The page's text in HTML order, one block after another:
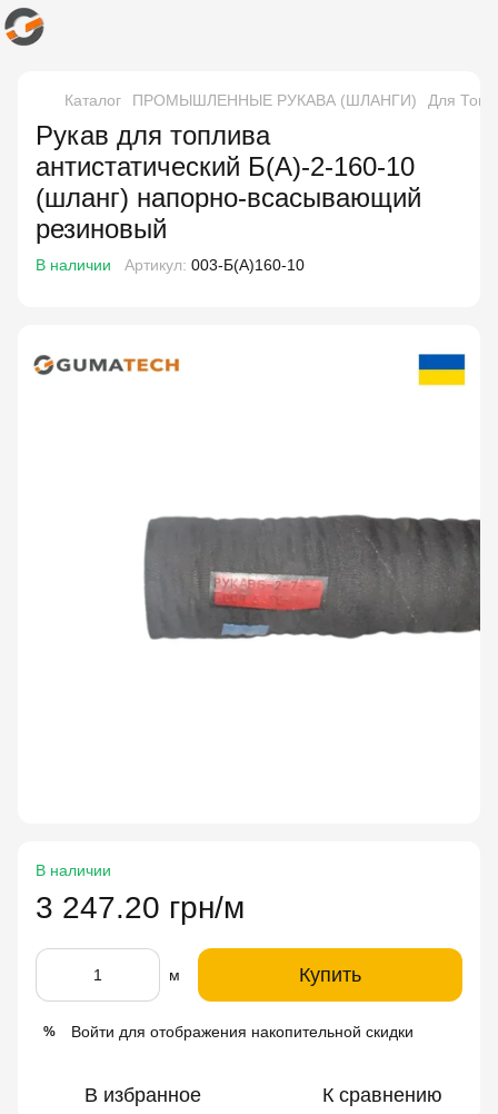
Каталог ПРОМЫШЛЕННЫЕ РУКАВА (ШЛАНГИ) Для
Рукав для топлива
антистатический Б(А)-2-160-10
(шланг) напорно-всасывающий
резиновый
В наличии Артикул: 003-Б(А)160-10
В наличии
3 247.20 грн/м
м Купить
% Войти для отображения накопительной скидки
В избранное К сравнению